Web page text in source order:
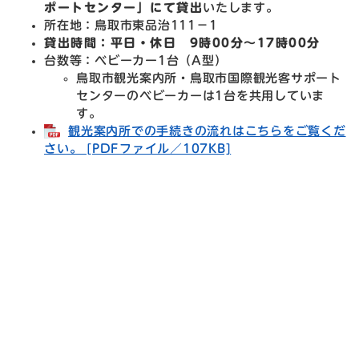
ポートセンター」にて貸出 いたします。
所在地：鳥取市東品治111－1
貸出時間：平日・休日 9時00分～17時00分
台数等：ベビーカー1台（A型）
鳥取市観光案内所・鳥取市国際観光客サポート
センターのベビーカーは1台を共用していま
す。
観光案内所での手続きの流れはこちらをご覧くだ
さい。 [PDFファイル／107KB]